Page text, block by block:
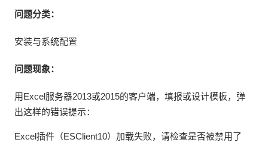
问题分类：
安装与系统配置
问题现象：
用Excel服务器2013或2015的客户端，填报或设计模板，弹
出这样的错误提示：
Excel插件（ESClient10）加载失败，请检查是否被禁用了